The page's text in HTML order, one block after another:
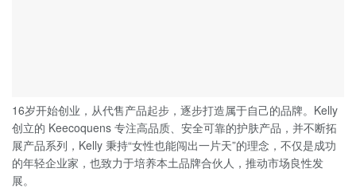
16岁开始创业，从代售产品起步，逐步打造属于自己的品牌。Kelly
创立的 Keecoquens 专注高品质、安全可靠的护肤产品，并不断拓
展产品系列，Kelly 秉持“女性也能闯出一片天”的理念，不仅是成功
的年轻企业家，也致力于培养本土品牌合伙人，推动市场良性发
展。